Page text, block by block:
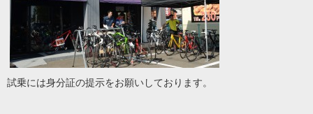
試乗には身分証の提示をお願いしております。